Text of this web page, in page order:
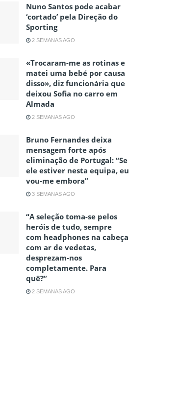
Nuno Santos pode acabar
‘cortado’ pela Direção do
Sporting
2 SEMANAS AGO
«Trocaram-me as rotinas e
matei uma bebé por causa
disso», diz funcionária que
deixou Sofia no carro em
Almada
2 SEMANAS AGO
Bruno Fernandes deixa
mensagem forte após
eliminação de Portugal: “Se
ele estiver nesta equipa, eu
vou-me embora”
3 SEMANAS AGO
“A seleção toma-se pelos
heróis de tudo, sempre
com headphones na cabeça
com ar de vedetas,
desprezam-nos
completamente. Para
quê?”
2 SEMANAS AGO